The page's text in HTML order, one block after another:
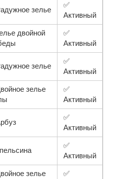
зелье
✅
Активный
двойной
✅
Активный
зелье
✅
Активный
зелье
✅
Активный
✅
Активный
✅
Активный
зелье
✅